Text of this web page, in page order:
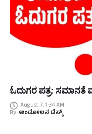
ಓದುಗರ ಪತ್ರ: ಸಮಾನತೆ
August 7, 1:34 AM
By ಆಂದೋಲನ ಡೆಸ್ಕ್